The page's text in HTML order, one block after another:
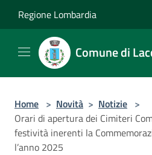
Regione Lombardia
Comune di
Home > Novità > Notizie >
Orari di apertura dei Cimiteri
festività inerenti la
l’anno 2025